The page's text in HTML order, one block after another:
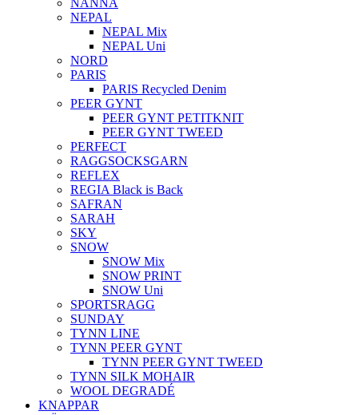
NANNA
NEPAL
NEPAL Mix
NEPAL Uni
NORD
PARIS
PARIS Recycled Denim
PEER GYNT
PEER GYNT PETITKNIT
PEER GYNT TWEED
PERFECT
RAGGSOCKSGARN
REFLEX
REGIA Black is Back
SAFRAN
SARAH
SKY
SNOW
SNOW Mix
SNOW PRINT
SNOW Uni
SPORTSRAGG
SUNDAY
TYNN LINE
TYNN PEER GYNT
TYNN PEER GYNT TWEED
TYNN SILK MOHAIR
WOOL DEGRADÉ
KNAPPAR